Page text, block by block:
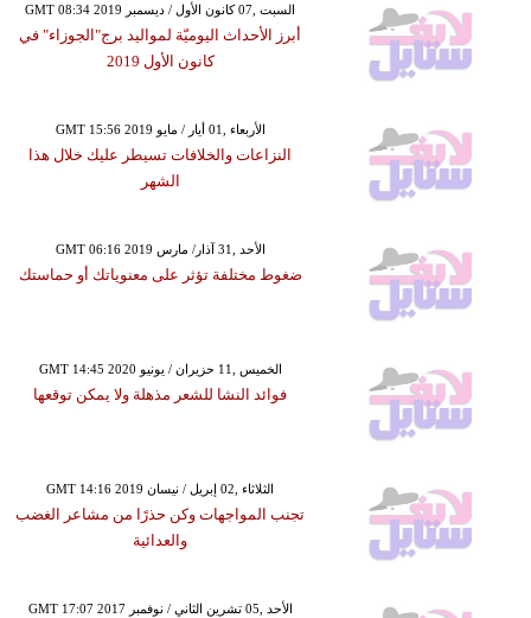
GMT 08:34 2019 السبت ,07 كانون الأول / ديسمبر
أبرز الأحداث اليوميّة لمواليد برج"الجوزاء" في
كانون الأول 2019
GMT 15:56 2019 الأربعاء ,01 أيار / مايو
النزاعات والخلافات تسيطر عليك خلال هذا
الشهر
GMT 06:16 2019 الأحد ,31 آذار/ مارس
ضغوط مختلفة تؤثر على معنوياتك أو حماستك
GMT 14:45 2020 الخميس ,11 حزيران / يونيو
فوائد النشا للشعر مذهلة ولا يمكن توقعها
GMT 14:16 2019 الثلاثاء ,02 إبريل / نيسان
تجنب المواجهات وكن حذرًا من مشاعر الغضب
والعدائية
GMT 17:07 2017 الأحد ,05 تشرين الثاني / نوفمبر